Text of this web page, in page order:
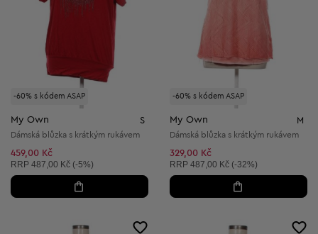
-60% s kódem ASAP
My Own S
Dámská blůzka s krátkým rukávem
459,00 Kč
Doporučená cena:
RRP 487,00 Kč (-5%)
-60% s kódem ASAP
My Own M
Dámská blůzka s krátkým rukávem
329,00 Kč
Doporučená cena:
RRP 487,00 Kč (-32%)